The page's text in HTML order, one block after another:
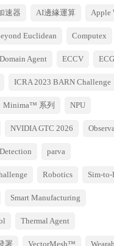
速器 AI邊緣運算 Apple
Euclidean Computex
Domain Agent ECCV ECG
ICRA 2023 BARN Challenge
Minima™ 系列 NPU
NVIDIA GTC 2026
parva
Robotics Sim-to-
Smart Manufacturing
Thermal Agent
署 VectorMesh™